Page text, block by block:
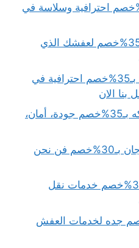
نقل اثاث بمكة بـ35%خصم احترافية وسلاسة في
شركة تخزين عفش بمكة بـ35%خصم لعفشك الذي
نقل عفش من مكة للطائف بـ35%خصم احترافية في
الان
افضل شركه نقل عفش بمكه بـ35%خصم جودة، أمان،
شركات نقل عفش جدة مرجان بـ30%خصم فن نحن
نقل دبش العروسة جدة بـ30%خصم خدمات نقل
جده بـ35%خصم جده لخدمات العفش